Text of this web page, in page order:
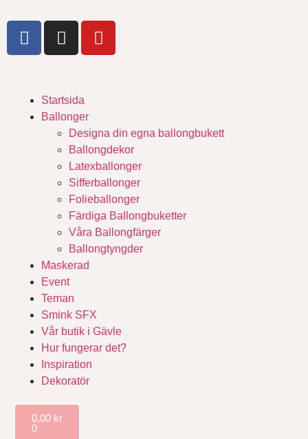
Startsida
Ballonger
Designa din egna ballongbukett
Ballongdekor
Latexballonger
Sifferballonger
Folieballonger
Färdiga Ballongbuketter
Våra Ballongfärger
Ballongtyngder
Maskerad
Event
Teman
Smink SFX
Vår butik i Gävle
Hur fungerar det?
Inspiration
Dekoratör
0,00 kr
0